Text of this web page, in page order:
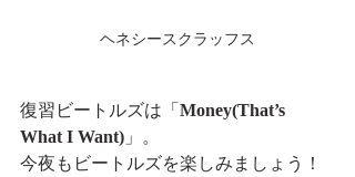
ヘネシースクラッフス
復習ビートルズは「 Money(That’s
What I Want) 」。
今夜もビートルズを楽しみましょう！